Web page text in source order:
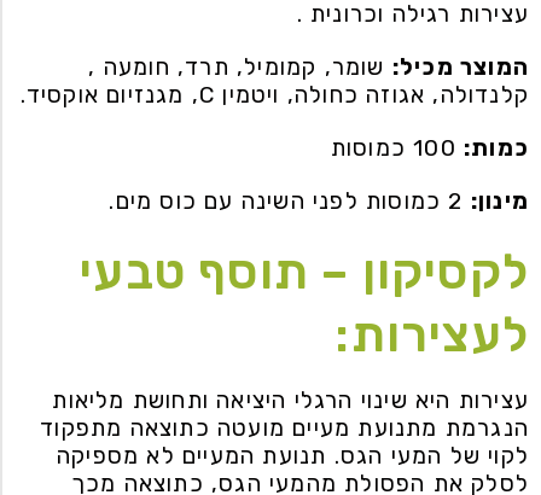
עצירות רגילה וכרונית .
המוצר מכיל: שומר, קמומיל, תרד, חומעה ,
קלנדולה, אגוזה כחולה, ויטמין C, מגנזיום אוקסיד.
כמות:
מינון:
לקסיקון – תוסף טבעי
לעצירות:
עצירות היא שינוי הרגלי היציאה ותחושת מליאות
הנגרמת מתנועת מעיים מועטה כתוצאה מתפקוד
לקוי של המעי הגס. תנועת המעיים לא מספיקה
לסלק את הפסולת מהמעי הגס, כתוצאה מכך